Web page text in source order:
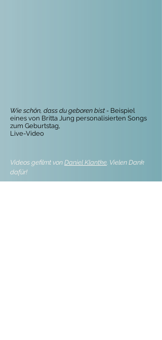
Wie schön, dass du geboren bist - Beispiel
eines von Britta Jung personalisierten Songs
zum Geburtstag,
Live-Video
Videos gefilmt von Daniel Klantke. Vielen Dank
dafür!